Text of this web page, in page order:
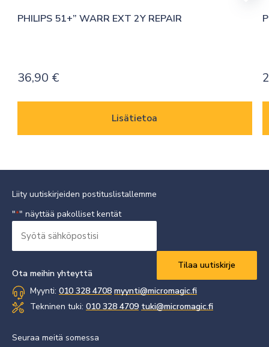
PHILIPS 51+” WARR EXT 2Y REPAIR
36,90 €
Lisätietoa
Liity uutiskirjeiden postituslistallemme
"*" näyttää pakolliset kentät
sähköpostisi
Ota meihin yhteyttä
Myynti: 010 328 4708 myynti@micromagic.fi
Tekninen tuki: 010 328 4709 tuki@micromagic.fi
Seuraa meitä somessa